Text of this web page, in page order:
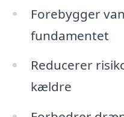
Forebygger
fundamentet
Reducerer
kældre